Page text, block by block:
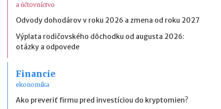
a účtovníctvo
Odvody dohodárov v roku 2026 a zmena od roku 2027
Výplata rodičovského dôchodku od augusta 2026:
otázky a odpovede
Financie
ekonomika
Ako preveriť firmu pred investíciou do kryptomien?